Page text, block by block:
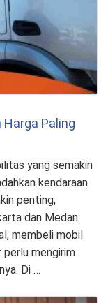
Paling
yang semakin
kendaraan
penting,
dan Medan.
membeli mobil
perlu mengirim
Di …